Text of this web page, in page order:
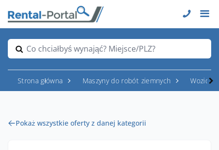
Co chciałbyś wynająć? Miejsce/PLZ?
Strona główna Maszyny do robót ziemnych Wozidła
Pokaż wszystkie oferty z danej kategorii